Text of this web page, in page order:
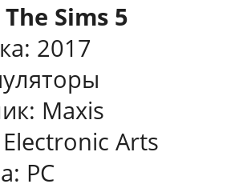
The Sims 5
2017
Maxis
Arts
PC